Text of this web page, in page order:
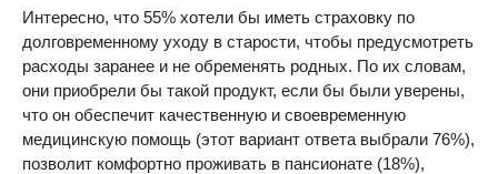
Интересно, что 55% хотели бы иметь страховку по
долговременному уходу в старости, чтобы предусмотреть
расходы заранее и не обременять родных. По их словам,
они приобрели бы такой продукт, если бы были уверены,
что он обеспечит качественную и своевременную
медицинскую помощь (этот вариант ответа выбрали 76%),
позволит комфортно проживать в пансионате (18%),